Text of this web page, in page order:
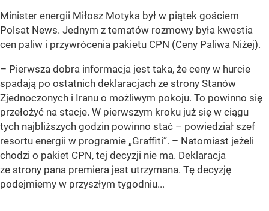
Minister energii Miłosz Motyka był w piątek gościem
Polsat News. Jednym z tematów rozmowy była kwestia
cen paliw i przywrócenia pakietu CPN (Ceny Paliwa Niżej).
– Pierwsza dobra informacja jest taka, że ceny w hurcie
spadają po ostatnich deklaracjach ze strony Stanów
Zjednoczonych i Iranu o możliwym pokoju. To powinno się
przełożyć na stacje. W pierwszym kroku już się w ciągu
tych najbliższych godzin powinno stać – powiedział szef
resortu energii w programie „Graffiti”. – Natomiast jeżeli
chodzi o pakiet CPN, tej decyzji nie ma. Deklaracja
ze strony pana premiera jest utrzymana. Tę decyzję
podejmiemy w przyszłym tygodniu...